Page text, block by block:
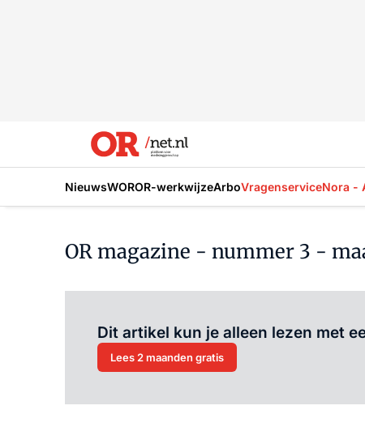
NieuwsWOROR-werkwijzeArboVragenserviceNora -
OR magazine - nummer 3 -
Dit artikel kun je alleen lezen met
Lees 2 maanden gratis